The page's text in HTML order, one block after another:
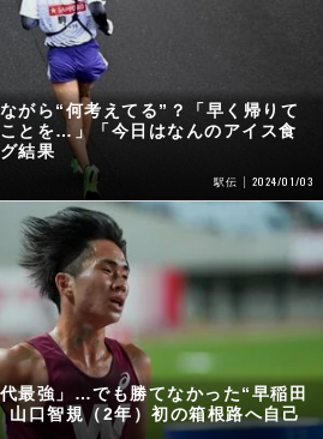
がら“何考えてる”？「早く帰りて
とを…」「今日はなんのアイス食
結果
駅伝 2024/01/03
最強」…でも勝てなかった“早稲田
口智規（2年）初の箱根路へ自己